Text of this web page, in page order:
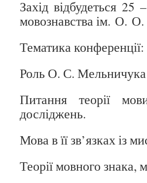
Захід відбудеться
мовознавства ім. О.
Тематика конференції:
Роль О. С. Мельничука
Питання теорії
досліджень.
Мова в її зв’язках із
Теорії мовного знака,